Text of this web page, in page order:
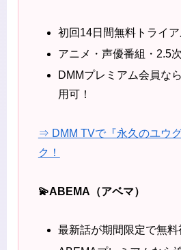
初回14日間無料トライ
アニメ・声優番組・2.5
DMMプレミアム会員な
用可！
⇒ DMM TVで『永久のユウ
ク！
💫ABEMA（アベマ）
最新話が期間限定で無料